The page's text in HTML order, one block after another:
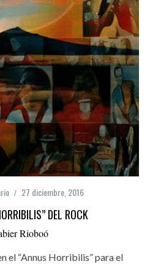
27 diciembre, 2016
DEL ROCK
Rioboó
el “Annus Horribilis” para el